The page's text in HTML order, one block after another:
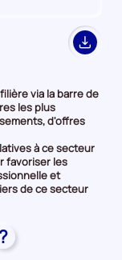
Export
via la barre de
les plus
d'offres
à ce secteur
favoriser les
et
de ce secteur
?